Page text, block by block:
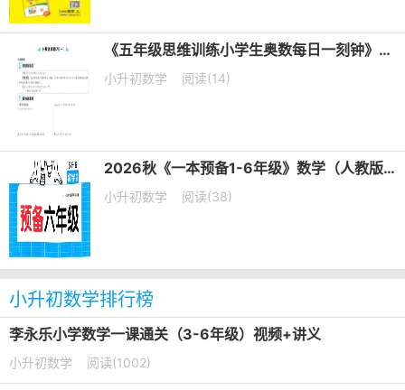
《五年级思维训练小学生奥数每日一刻钟》PDF电子版下载
小升初数学 阅读(14)
2026秋《一本预备1-6年级》数学（人教版+苏教版+北师版）
小升初数学 阅读(38)
小升初数学排行榜
李永乐小学数学一课通关（3-6年级）视频+讲义
小升初数学 阅读(1002)